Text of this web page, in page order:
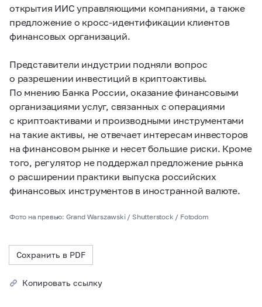
открытия ИИС управляющими компаниями, а также
предложение о кросс-идентификации клиентов
финансовых организаций.
Представители индустрии подняли вопрос
о разрешении инвестиций в криптоактивы.
По мнению Банка России, оказание финансовыми
организациями услуг, связанных с операциями
с криптоактивами и производными инструментами
на такие активы, не отвечает интересам инвесторов
на финансовом рынке и несет большие риски. Кроме
того, регулятор не поддержал предложение рынка
о расширении практики выпуска российских
финансовых инструментов в иностранной валюте.
Фото на превью: Grand Warszawski / Shutterstock / Fotodom
Сохранить в PDF
Копировать ссылку